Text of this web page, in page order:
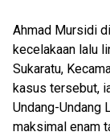
Ahmad Mursidi
kecelakaan lalu
Sukaratu,
kasus tersebut,
Undang-Undang
maksimal enam